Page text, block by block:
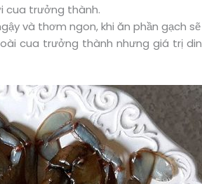
cua trưởng thành.
và thơm ngon, khi ăn phần gạch
cua trưởng thành nhưng giá trị